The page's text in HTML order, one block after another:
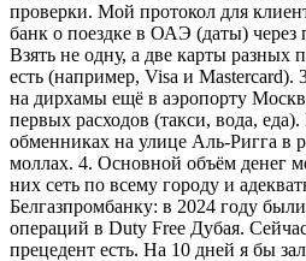
проверки. Мой протокол для
банк о поездке в ОАЭ (даты) через
Взять не одну, а две карты разных
есть (например, Visa и Mastercard).
на дирхамы ещё в аэропорту
первых расходов (такси, вода,
обменниках на улице Аль-Ригга в
моллах. 4. Основной объём денег
них сеть по всему городу и
Белгазпромбанку: в 2024 году
операций в Duty Free Дубая.
прецедент есть. На 10 дней я бы